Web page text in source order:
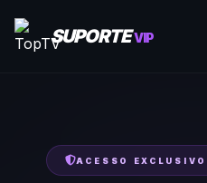
SUPORTE VIP
ACESSO